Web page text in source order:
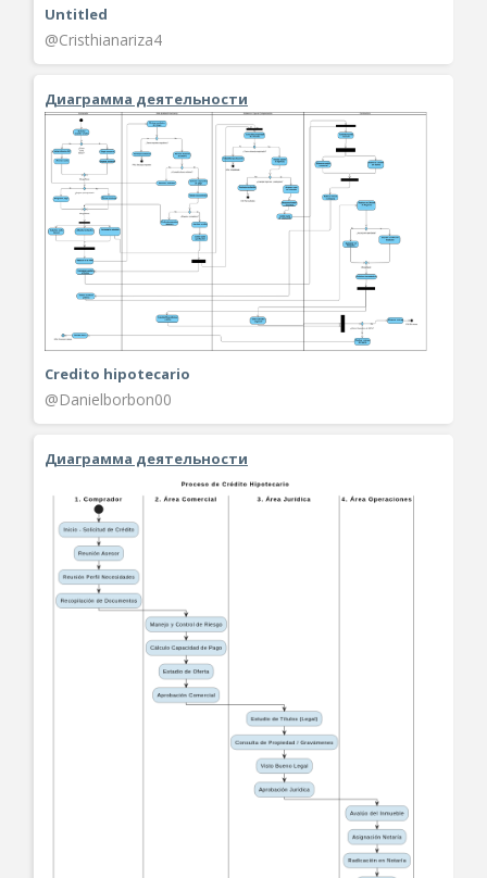
Untitled
@Cristhianariza4
Диаграмма деятельности
Credito hipotecario
@Danielborbon00
Диаграмма деятельности